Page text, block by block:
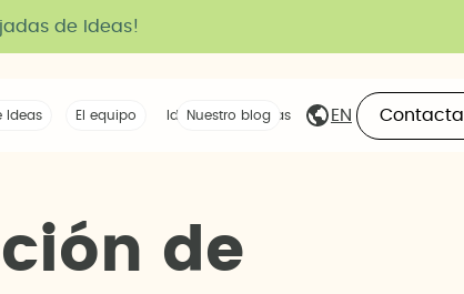
de Ideas!
voz
Ideas La tribu
El equipo Ideas compartidas
Nuestro blog EN Contacta
ción d e